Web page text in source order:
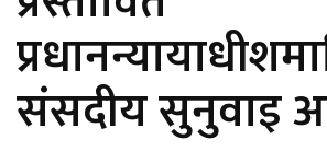
संसदीय सुनुवाइ